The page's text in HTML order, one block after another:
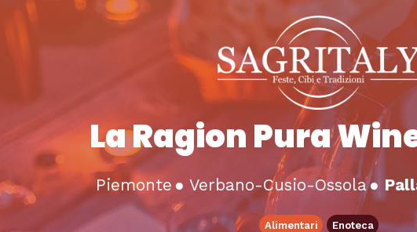
La Ragion Pura
Piemonte ● Verbano-Cusio-Ossola●
Alimentari Enoteca